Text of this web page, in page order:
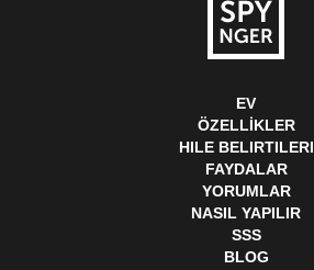
EV
ÖZELLIKLER
HILE BELIRTILERI
FAYDALAR
YORUMLAR
NASIL YAPILIR
SSS
BLOG